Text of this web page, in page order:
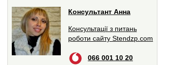
Консультант Анна
Консультації з питань
роботи сайту Stendzp.com
066 001 10 20